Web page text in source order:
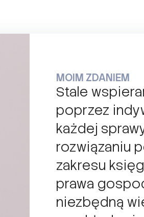
MOIM ZDANIEM
Stale
poprzez
każdej
rozwiązaniu
zakresu
prawa
niezbędną